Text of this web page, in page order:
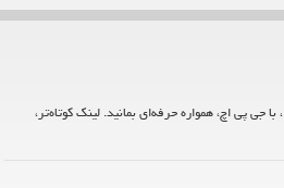
جی پی اچ، همواره حرفه‌ای بمانید. لینک کوتاه‌تر،